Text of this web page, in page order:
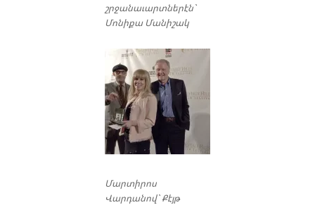
շրջանաւարտներէն`
Մոնիքա Մանիշակ
Մարտիրոս
Վարդանով` Քէյթ